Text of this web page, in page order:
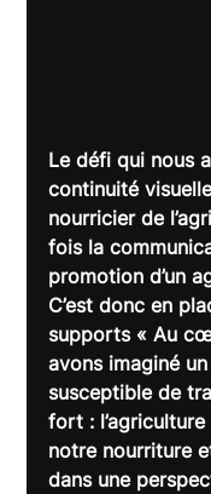
Le défi qui nous
continuité
nourricier de
fois la
promotion d’un
C’est donc en
supports « Au
avons imaginé
susceptible de
fort :
notre nourriture
dans une